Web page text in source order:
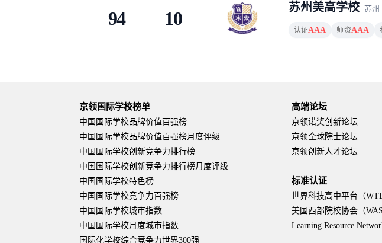
94 10
苏州美高学校 苏州
认证AAA 师资AAA
京领国际学校榜单
中国国际学校品牌价值百强榜
中国国际学校品牌价值百强榜月度评级
中国国际学校创新竞争力排行榜
中国国际学校创新竞争力排行榜月度评级
中国国际学校特色榜
中国国际学校竞争力百强榜
中国国际学校城市指数
中国国际学校月度城市指数
国际化学校综合竞争力世界300强
高端论坛
京领诺奖创新论坛
京领全球院士论坛
京领创新人才论坛
标准认证
世界科技高中平台（WTL
美国西部院校协会（
Learning Resource